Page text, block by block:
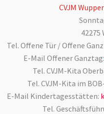
CVJM
42275
Tel. Offene Tür / Offene
E-Mail Offener Ganztag:
Tel. CVJM-Kita
Tel. CVJM-Kita im
E-Mail Kindertagesstätten:
Tel.